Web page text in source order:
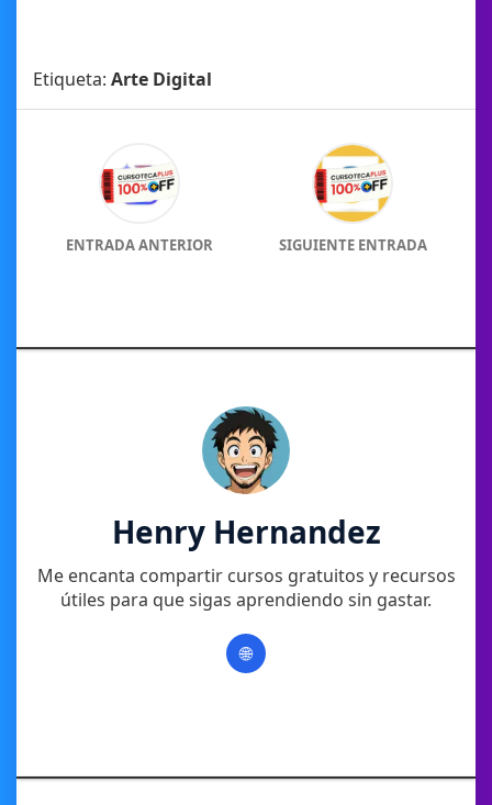
Etiqueta: Arte Digital
ENTRADA ANTERIOR SIGUIENTE ENTRADA
Henry Hernandez
Me encanta compartir cursos gratuitos y recursos
útiles para que sigas aprendiendo sin gastar.
🌐